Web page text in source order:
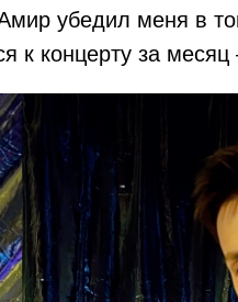
убедил меня в
к концерту за